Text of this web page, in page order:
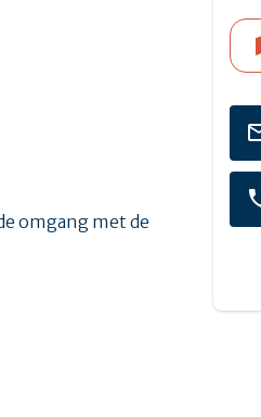
omgang met de